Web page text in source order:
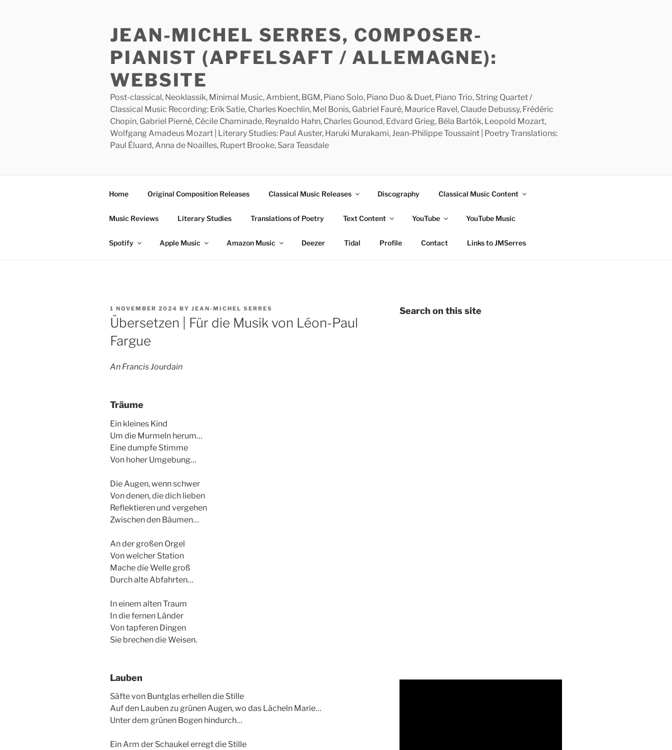
JEAN-MICHEL SERRES, COMPOSER-
PIANIST (APFELSAFT / ALLEMAGNE):
WEBSITE
Post-classical, Neoklassik, Minimal Music, Ambient, BGM, Piano Solo, Piano Duo & Duet, Piano Trio, String Quartet /
Classical Music Recording: Erik Satie, Charles Koechlin, Mel Bonis, Gabriel Fauré, Maurice Ravel, Claude Debussy, Frédéric
Chopin, Gabriel Pierné, Cécile Chaminade, Reynaldo Hahn, Charles Gounod, Edvard Grieg, Béla Bartók, Leopold Mozart,
Wolfgang Amadeus Mozart | Literary Studies: Paul Auster, Haruki Murakami, Jean-Philippe Toussaint | Poetry Translations:
Paul Éluard, Anna de Noailles, Rupert Brooke, Sara Teasdale
Home Original Composition Releases Classical Music Releases Discography Classical Music Content
Music Reviews Literary Studies Translations of Poetry Text Content YouTube YouTube Music
Spotify Apple Music Amazon Music Deezer Tidal Profile Contact Links to JMSerres
POSTED
ON
1 NOVEMBER 2024 BY JEAN-MICHEL SERRES
Übersetzen | Für die Musik von Léon-Paul
Fargue
An Francis Jourdain
Träume
Ein kleines Kind
Um die Murmeln herum…
Eine dumpfe Stimme
Von hoher Umgebung…
Die Augen, wenn schwer
Von denen, die dich lieben
Reflektieren und vergehen
Zwischen den Bäumen…
An der großen Orgel
Von welcher Station
Mache die Welle groß
Durch alte Abfahrten…
In einem alten Traum
In die fernen Länder
Von tapferen Dingen
Sie brechen die Weisen.
Lauben
Säfte von Buntglas erhellen die Stille
Auf den Lauben zu grünen Augen, wo das Lächeln Marie…
Unter dem grünen Bogen hindurch…
Ein Arm der Schaukel erregt die Stille
Search on this site